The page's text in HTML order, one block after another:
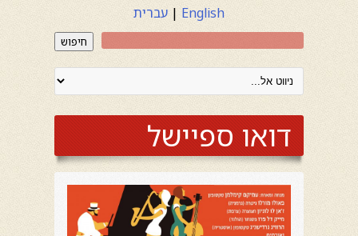
English
| עברית
חיפוש
דואו ספיישל